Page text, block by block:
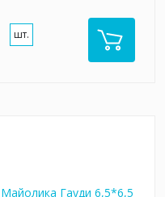
шт.